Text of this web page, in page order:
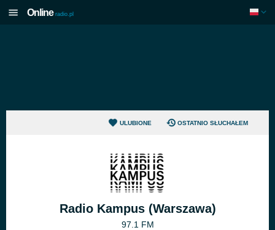
Online radio.pl
ULUBIONE OSTATNIO SŁUCHAŁEM
Radio Kampus (Warszawa)
97.1 FM